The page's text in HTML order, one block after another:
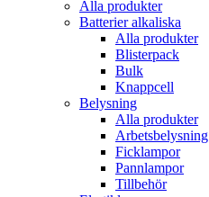
Alla produkter
Batterier alkaliska
Alla produkter
Blisterpack
Bulk
Knappcell
Belysning
Alla produkter
Arbetsbelysning
Ficklampor
Pannlampor
Tillbehör